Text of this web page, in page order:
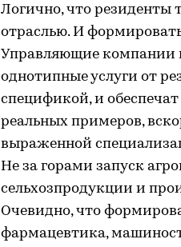
Логично, что резиденты
отраслью. И
Управляющие компании
однотипные услуги от
спецификой, и
реальных примеров,
выраженной
Не за горами запуск
сельхозпродукции и
Очевидно, что
фармацевтика,